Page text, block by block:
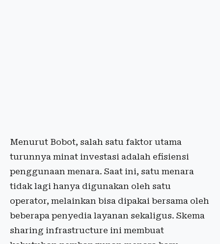
Menurut Bobot, salah satu faktor utama
turunnya minat investasi adalah efisiensi
penggunaan menara. Saat ini, satu menara
tidak lagi hanya digunakan oleh satu
operator, melainkan bisa dipakai bersama oleh
beberapa penyedia layanan sekaligus. Skema
sharing infrastructure ini membuat